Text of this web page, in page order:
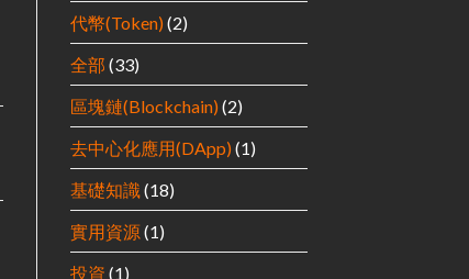
代幣(Token) (2)
全部 (33)
區塊鏈(Blockchain) (2)
去中心化應用(DApp) (1)
基礎知識(18)
實用資源(1)
投資 (1)